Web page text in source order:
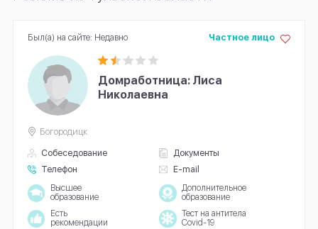
Домработница: Лиса
Николаевна
Собеседование
Документы
Телефон
E-mail
Частное лицо
Богородицк
Высшее
образование
Дополнительное
образование
Есть
рекомендации
Тест на антитела
Covid-19
Был(а) на сайте: Недавно